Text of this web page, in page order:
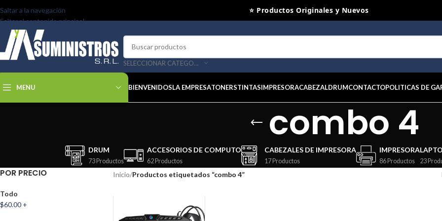
Saltar a la navegación
Saltar al contenido principal
⭐ Productos Originales y Nuevos
SELECCIONAR CATEGORÍA
MENU BIENVENIDOSLA EMPRESATONERSTINTASIMPRESORACABEZALDRUMCONTACTOPOLITICAS DE
combo 4
DRUM
73 Productos
ACCESORIOS DE COMPUTO
62 Productos
CABEZALES DE IMPRESORA
17 Productos
IMPRESORA
86 Productos 23
POR PRECIO
Todo
$60.00 +
Inicio/Productos etiquetados “combo 4”